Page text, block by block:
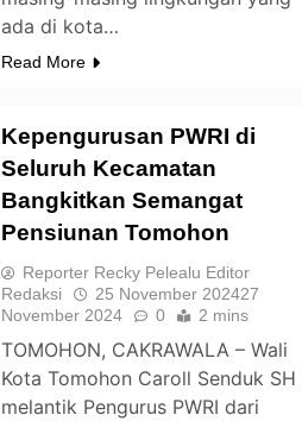
ada di kota…
Read More
Kepengurusan PWRI di
Seluruh Kecamatan
Bangkitkan Semangat
Pensiunan Tomohon
Reporter Recky Pelealu Editor
Redaksi
25 November 202427
November 2024
0 2 mins
TOMOHON, CAKRAWALA – Wali
Kota Tomohon Caroll Senduk SH
melantik Pengurus PWRI dari